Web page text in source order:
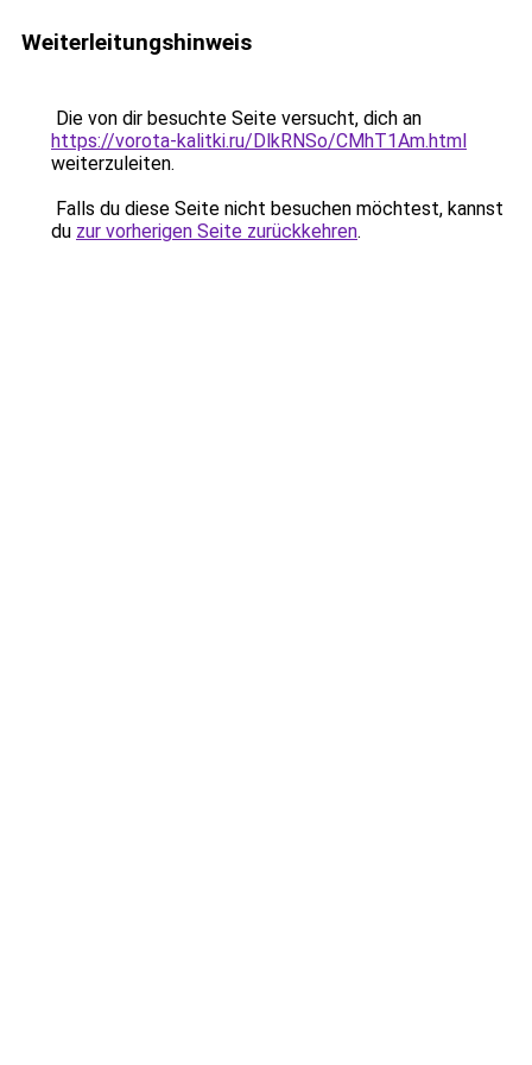
Weiterleitungshinweis
Die von dir besuchte Seite versucht, dich an
https://vorota-kalitki.ru/DlkRNSo/CMhT1Am.html
weiterzuleiten.
Falls du diese Seite nicht besuchen möchtest, kannst
du zur vorherigen Seite zurückkehren.